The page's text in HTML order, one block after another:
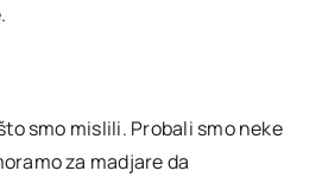
smo mislili. Probali smo neke
za madjare da